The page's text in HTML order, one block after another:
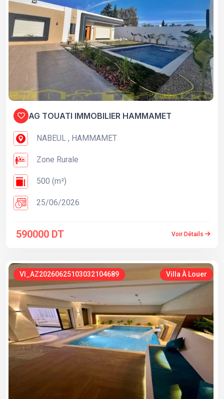
AG TOUATI IMMOBILIER HAMMAMET
NABEUL , HAMMAMET
Zone Rurale
500 (m²)
25/06/2026
590000 DT Voir Détails
VI_AZ20260625103032104689 Villa À Louer